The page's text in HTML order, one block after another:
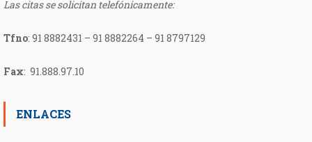
Las citas se solicitan telefónicamente:
Tfno: 91 8882431 – 91 8882264 – 91 8797129
Fax: 91.888.97.10
ENLACES